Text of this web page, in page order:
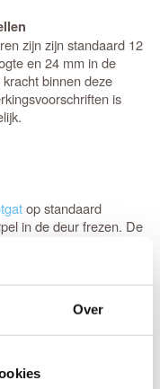
Over
zijn zijn standaard 12
en 24 mm in de
binnen deze
is
op standaard
in de deur frezen. De
buitenzijde van een